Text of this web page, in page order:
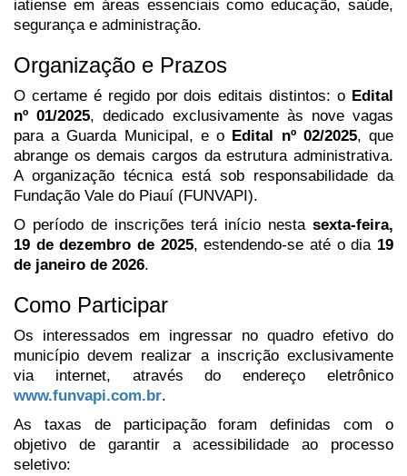
iatiense em áreas essenciais como educação, saúde,
segurança e administração.
Organização e Prazos
O certame é regido por dois editais distintos: o Edital
nº 01/2025, dedicado exclusivamente às nove vagas
para a Guarda Municipal, e o Edital nº 02/2025, que
abrange os demais cargos da estrutura administrativa.
A organização técnica está sob responsabilidade da
Fundação Vale do Piauí (FUNVAPI).
O período de inscrições terá início nesta sexta-feira,
19 de dezembro de 2025, estendendo-se até o dia 19
de janeiro de 2026.
Como Participar
Os interessados em ingressar no quadro efetivo do
município devem realizar a inscrição exclusivamente
via internet, através do endereço eletrônico
www.funvapi.com.br.
As taxas de participação foram definidas com o
objetivo de garantir a acessibilidade ao processo
seletivo: